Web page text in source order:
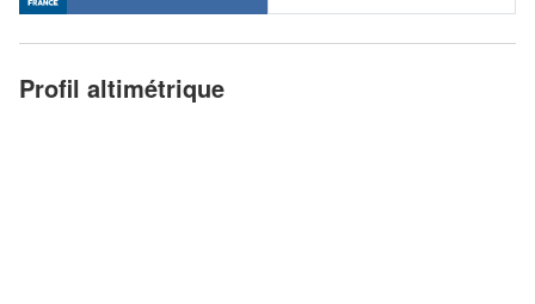
Profil altimétrique